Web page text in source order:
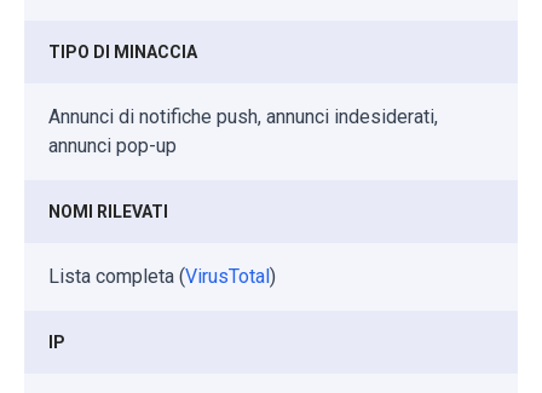
TIPO DI MINACCIA
Annunci di notifiche push, annunci indesiderati,
annunci pop-up
NOMI RILEVATI
Lista completa (VirusTotal )
IP